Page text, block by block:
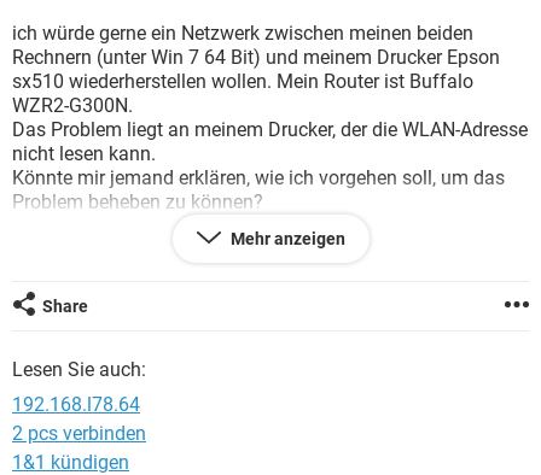
FACEBOOK HARDWARE
WINDOWS 10 INSTAGRAM
WHATSAPP TIKTOK
FACEBOOK
ich würde gerne ein Netzwerk zwischen meinen beiden
Rechnern (unter Win 7 64 Bit) und meinem Drucker Epson
sx510 wiederherstellen wollen. Mein Router ist Buffalo
WZR2-G300N.
Das Problem liegt an meinem Drucker, der die WLAN-Adresse
nicht lesen kann.
Könnte mir jemand erklären, wie ich vorgehen soll, um das
Problem beheben zu können?
Ich wäre jedem Leser sehr dankbar.
Mehr anzeigen
Share
Lesen Sie auch:
192.168.l78.64
2 pcs verbinden
1&1 kündigen